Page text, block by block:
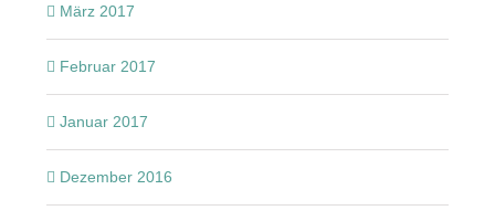
März 2017
Februar 2017
Januar 2017
Dezember 2016